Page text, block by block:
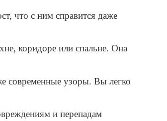
что с ним справится даже
коридоре или спальне. Она
современные узоры. Вы легко
и перепадам